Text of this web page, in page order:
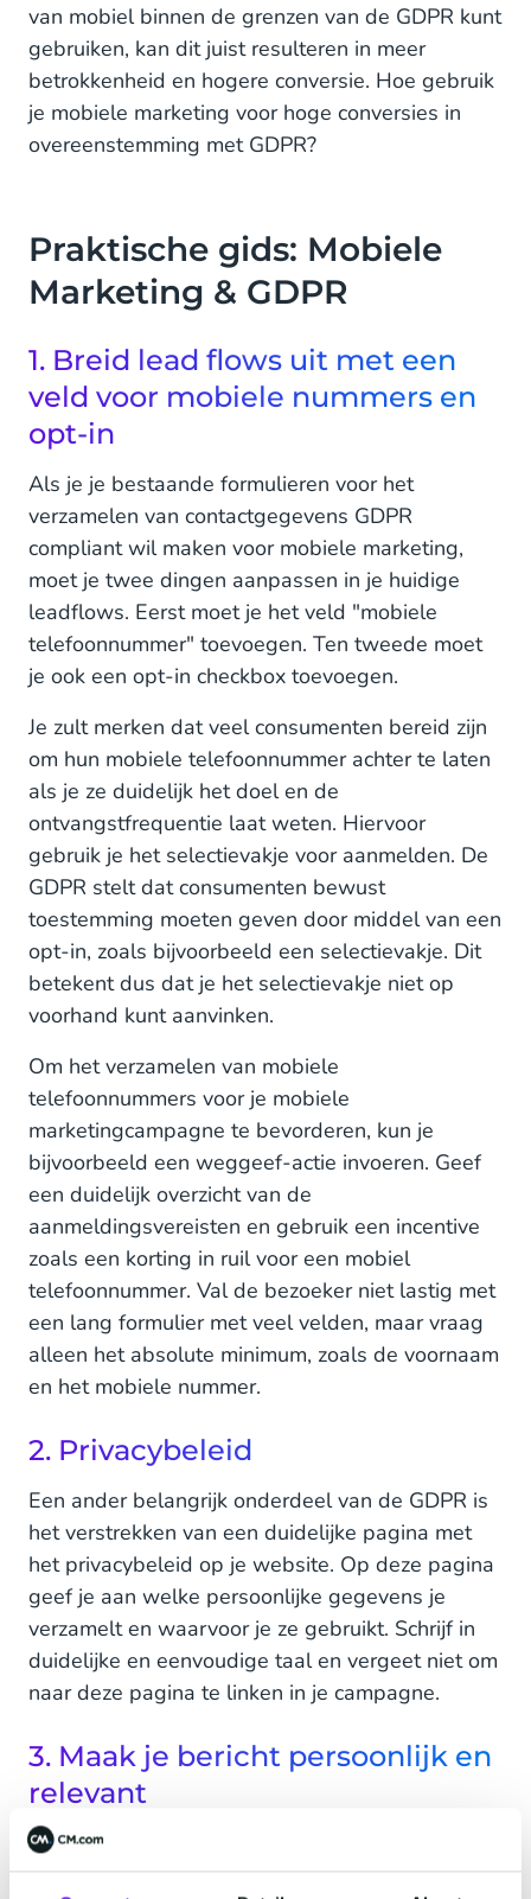
van mobiel binnen de grenzen van de GDPR kunt
gebruiken, kan dit juist resulteren in meer
betrokkenheid en hogere conversie. Hoe gebruik
je mobiele marketing voor hoge conversies in
overeenstemming met GDPR?
Praktische gids: Mobiele
Marketing & GDPR
1. Breid lead flows uit met een
veld voor mobiele nummers en
opt-in
Als je je bestaande formulieren voor het
verzamelen van contactgegevens GDPR
compliant wil maken voor mobiele marketing,
moet je twee dingen aanpassen in je huidige
leadflows. Eerst moet je het veld "mobiele
telefoonnummer" toevoegen. Ten tweede moet
je ook een opt-in checkbox toevoegen.
Je zult merken dat veel consumenten bereid zijn
om hun mobiele telefoonnummer achter te laten
als je ze duidelijk het doel en de
ontvangstfrequentie laat weten. Hiervoor
gebruik je het selectievakje voor aanmelden. De
GDPR stelt dat consumenten bewust
toestemming moeten geven door middel van een
opt-in, zoals bijvoorbeeld een selectievakje. Dit
betekent dus dat je het selectievakje niet op
voorhand kunt aanvinken.
Om het verzamelen van mobiele
telefoonnummers voor je mobiele
marketingcampagne te bevorderen, kun je
bijvoorbeeld een weggeef-actie invoeren. Geef
een duidelijk overzicht van de
aanmeldingsvereisten en gebruik een incentive
zoals een korting in ruil voor een mobiel
telefoonnummer. Val de bezoeker niet lastig met
een lang formulier met veel velden, maar vraag
alleen het absolute minimum, zoals de voornaam
en het mobiele nummer.
2. Privacybeleid
Een ander belangrijk onderdeel van de GDPR is
het verstrekken van een duidelijke pagina met
het privacybeleid op je website. Op deze pagina
geef je aan welke persoonlijke gegevens je
verzamelt en waarvoor je ze gebruikt. Schrijf in
duidelijke en eenvoudige taal en vergeet niet om
naar deze pagina te linken in je campagne.
3. Maak je bericht persoonlijk en
relevant
Zorg ervoor dat het bericht dat je naar je klanten
stuurt persoonlijk en gericht is. Dit voorkomt dat